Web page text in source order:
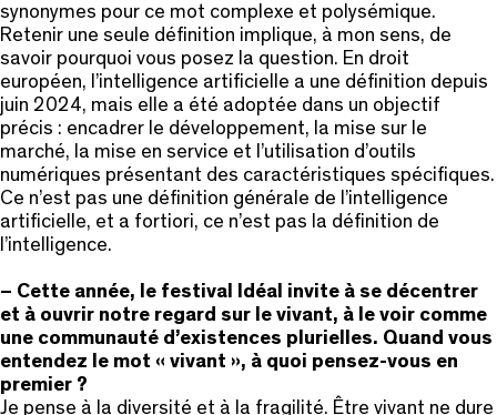
synonymes pour ce mot complexe et polysémique.
Retenir une seule définition implique, à mon sens, de
savoir pourquoi vous posez la question. En droit
européen, l’intelligence artificielle a une définition depuis
juin 2024, mais elle a été adoptée dans un objectif
précis : encadrer le développement, la mise sur le
marché, la mise en service et l’utilisation d’outils
numériques présentant des caractéristiques spécifiques.
Ce n’est pas une définition générale de l’intelligence
artificielle, et a fortiori, ce n’est pas la définition de
l’intelligence.
– Cette année, le festival Idéal invite à se décentrer
et à ouvrir notre regard sur le vivant, à le voir comme
une communauté d’existences plurielles. Quand vous
entendez le mot « vivant », à quoi pensez-vous en
premier ?
Je pense à la diversité et à la fragilité. Être vivant ne dure